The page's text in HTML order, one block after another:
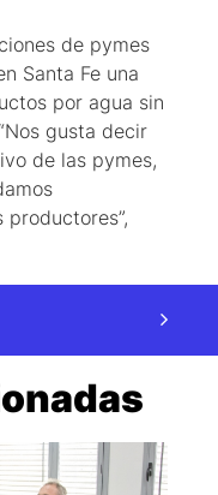
de pymes
Santa Fe una
por agua sin
gusta decir
de las pymes,